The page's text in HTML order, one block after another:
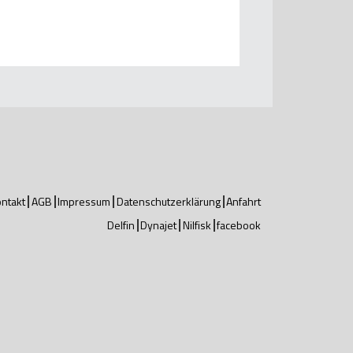
AGB Impressum Datenschutzerklärung Anfahrt
Delfin Dynajet Nilfisk facebook